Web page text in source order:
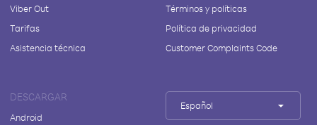
Viber Out
Tarifas
Asistencia técnica
Términos y políticas
Política de privacidad
Customer Complaints Code
DESCARGAR
Android
Español